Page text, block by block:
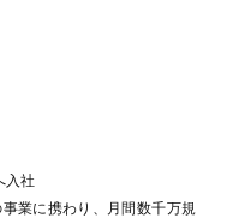
入社
業に携わり、月間数千万規